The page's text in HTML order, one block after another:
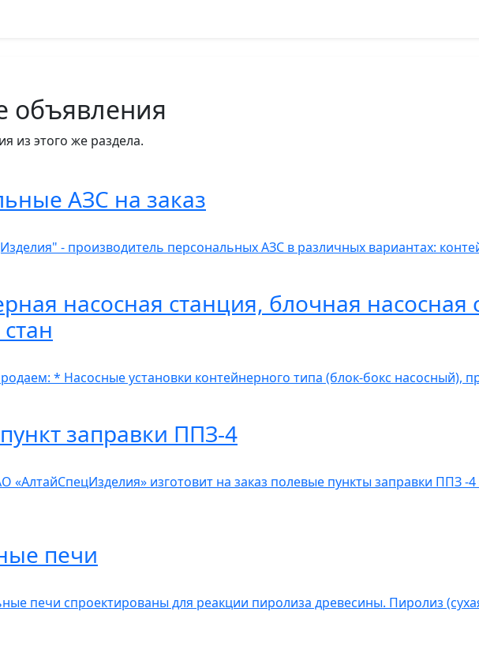
объявления
из этого же раздела.
АЗС на заказ
- производитель персональных АЗС в различных вариантах:
насосная станция, блочная
* Насосные установки контейнерного типа (блок-бокс насосный),
заправки ППЗ-4
«АлтайСпецИзделия» изготовит на заказ полевые пункты заправки ППЗ -
печи
печи спроектированы для реакции пиролиза древесины. Пиролиз